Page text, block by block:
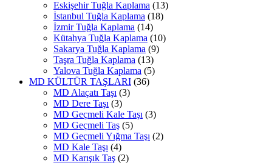
Eskişehir Tuğla Kaplama (13)
İstanbul Tuğla Kaplama (18)
İzmir Tuğla Kaplama (14)
Kütahya Tuğla Kaplama (10)
Sakarya Tuğla Kaplama (9)
Taşra Tuğla Kaplama (13)
Yalova Tuğla Kaplama (5)
MD KÜLTÜR TAŞLARI (36)
MD Alaçatı Taşı (3)
MD Dere Taşı (3)
MD Geçmeli Kale Taşı (3)
MD Geçmeli Taş (5)
MD Geçmeli Yığma Taşı (2)
MD Kale Taşı (4)
MD Karışık Taş (2)